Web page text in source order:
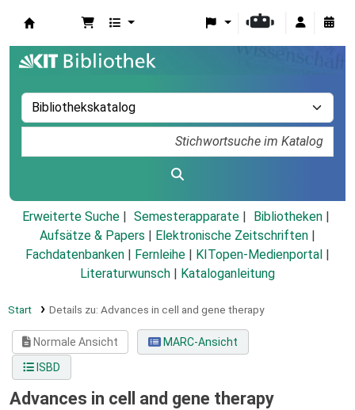
Erweiterte Suche Semesterapparate
Bibliotheken
Aufsätze & Papers
Elektronische Zeitschriften
Fachdatenbanken
Fernleihe KITopen-Medienportal
Literaturwunsch
Kataloganleitung
Start Details zu: Advances in cell and gene therapy
Normale Ansicht
MARC-Ansicht
ISBD
Advances in cell and gene therapy